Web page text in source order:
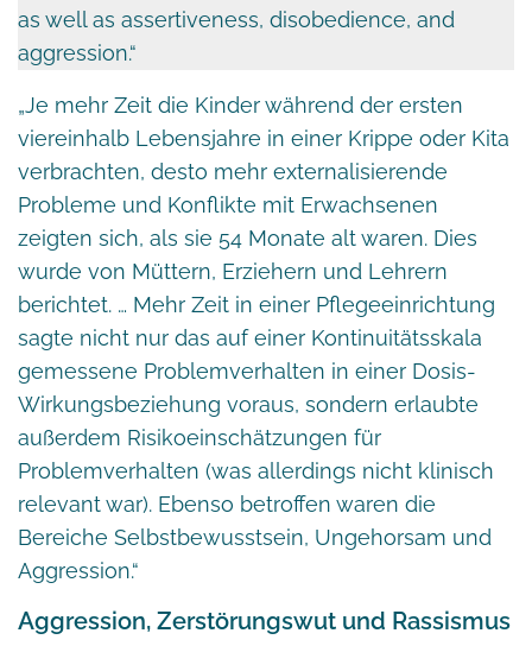
as well as assertiveness, disobedience, and
aggression.“
„Je mehr Zeit die Kinder während der ersten
viereinhalb Lebensjahre in einer Krippe oder Kita
verbrachten, desto mehr externalisierende
Probleme und Konflikte mit Erwachsenen
zeigten sich, als sie 54 Monate alt waren. Dies
wurde von Müttern, Erziehern und Lehrern
berichtet. … Mehr Zeit in einer Pflegeeinrichtung
sagte nicht nur das auf einer Kontinuitätsskala
gemessene Problemverhalten in einer Dosis-
Wirkungsbeziehung voraus, sondern erlaubte
außerdem Risikoeinschätzungen für
Problemverhalten (was allerdings nicht klinisch
relevant war). Ebenso betroffen waren die
Bereiche Selbstbewusstsein, Ungehorsam und
Aggression.“
Aggression, Zerstörungswut und Rassismus